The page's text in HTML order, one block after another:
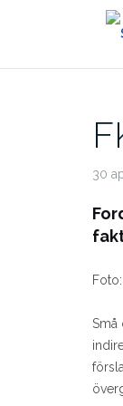
30
Små